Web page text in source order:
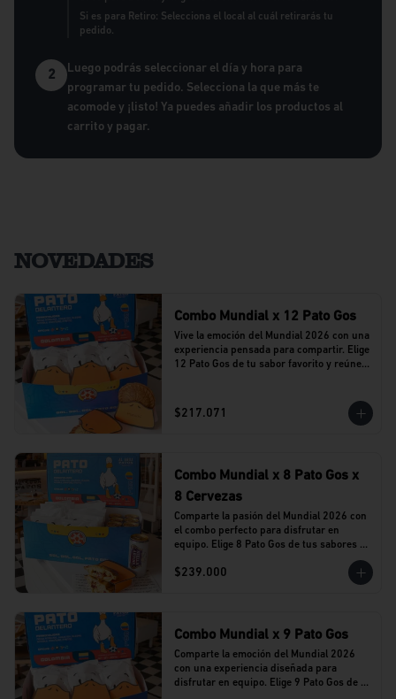
Si es para Retiro: Selecciona el local al cuál retirarás tu
pedido.
2
Luego podrás seleccionar el día y hora para
programar tu pedido. Selecciona la que más te
acomode y ¡listo! Ya puedes añadir los productos al
carrito y pagar.
NOVEDADES
Combo Mundial x 12 Pato Gos
Vive la emoción del Mundial 2026 con una
experiencia pensada para compartir. Elige
12 Pato Gos de tu sabor favorito y reúne a
$217.071
Combo Mundial x 8 Pato Gos x
8 Cervezas
Comparte la pasión del Mundial 2026 con
el combo perfecto para disfrutar en
equipo. Elige 8 Pato Gos de tus sabores
favoritos y acompáñalos con 8 cervezas
Stella Artois en lata.
$239.000
Combo Mundial x 9 Pato Gos
Comparte la emoción del Mundial 2026
con una experiencia diseñada para
disfrutar en equipo. Elige 9 Pato Gos de tu